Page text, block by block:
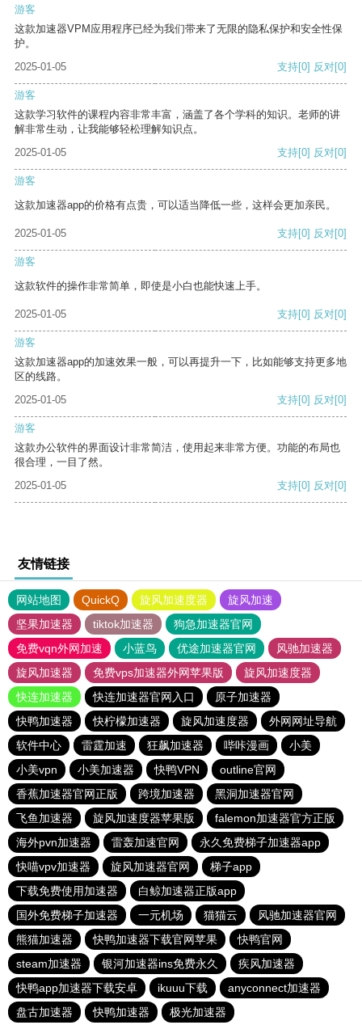
游客
这款加速器VPM应用程序已经为我们带来了无限的隐私保护和安全性保
护。
2025-01-05
支持[0] 反对[0]
游客
这款学习软件的课程内容非常丰富，涵盖了各个学科的知识。老师的讲
解非常生动，让我能够轻松理解知识点。
2025-01-05
支持[0] 反对[0]
游客
这款加速器app的价格有点贵，可以适当降低一些，这样会更加亲民。
2025-01-05 支持[0] 反对[0]
游客
这款软件的操作非常简单，即使是小白也能快速上手。
2025-01-05 支持[0] 反对[0]
游客
这款加速器app的加速效果一般，可以再提升一下，比如能够支持更多地
区的线路。
2025-01-05
支持[0] 反对[0]
游客
这款办公软件的界面设计非常简洁，使用起来非常方便。功能的布局也
很合理，一目了然。
2025-01-05
支持[0] 反对[0]
友情链接
网站地图 QuickQ 旋风加速度器
旋风加速
坚果加速器
tiktok加速器
狗急加速器官网
免费vqn外网加速
小蓝鸟 优途加速器官网
风驰加速器
旋风加速器
免费vps加速器外网苹果版
旋风加速度器
快连加速器
快连加速器官网入口
原子加速器
快鸭加速器
快柠檬加速器 旋风加速度器
外网网址导航
软件中心
雷霆加速 狂飙加速器 哔咔漫画
小美
小美vpn
小美加速器 快鸭VPN
outline官网
香蕉加速器官网正版
跨境加速器
黑洞加速器官网
飞鱼加速器
旋风加速度器苹果版
falemon加速器官方正版
海外pvn加速器
雷轰加速官网
永久免费梯子加速器app
快喵vpv加速器
旋风加速器官网
梯子app
下载免费使用加速器
白鲸加速器正版app
国外免费梯子加速器
一元机场 猫猫云
风驰加速器官网
熊猫加速器
快鸭加速器下载官网苹果
快鸭官网
steam加速器
银河加速器ins免费永久
疾风加速器
快鸭app加速器下载安卓
ikuuu下载
anyconnect加速器
盘古加速器
快鸭加速器 极光加速器